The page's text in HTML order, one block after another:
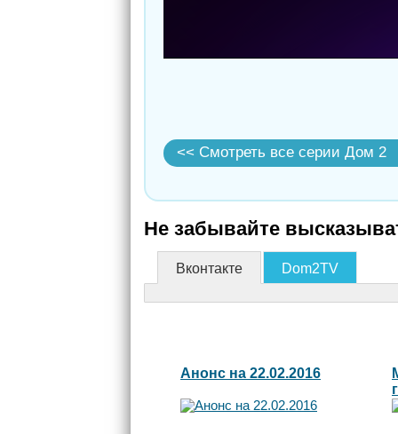
<< Смотреть все серии Дом 2
Не забывайте
Вконтакте Dom2TV
Анонс на 22.02.2016